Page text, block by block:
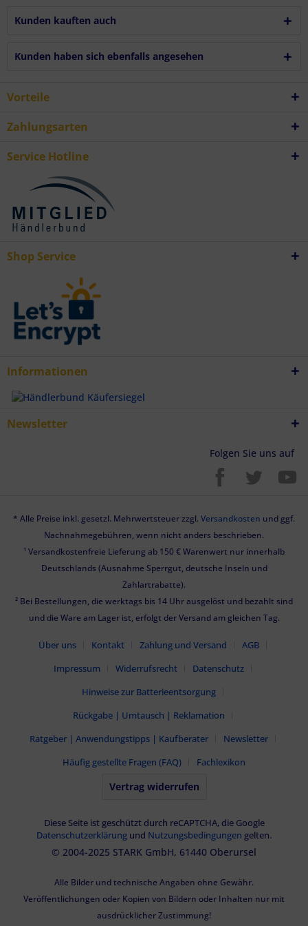
Kunden kauften auch
Kunden haben sich ebenfalls angesehen
Vorteile
Zahlungsarten
Service Hotline
Shop Service
Informationen
Newsletter
Folgen Sie uns auf
* Alle Preise inkl. gesetzl. Mehrwertsteuer zzgl. Versandkosten und ggf.
Nachnahmegebühren, wenn nicht anders beschrieben.
¹ Versandkostenfreie Lieferung ab 150 € Warenwert nur innerhalb
Deutschlands (Ausnahme Sperrgut, deutsche Inseln und
Zahlartrabatte).
² Bei Bestellungen, die werktags bis 14 Uhr ausgelöst und bezahlt sind
und die Ware am Lager ist, erfolgt der Versand am gleichen Tag.
Über uns Kontakt Zahlung und Versand
AGB
Impressum
Widerrufsrecht
Datenschutz
Hinweise zur Batterieentsorgung
Rückgabe | Umtausch | Reklamation
Ratgeber | Anwendungstipps | Kaufberater
Newsletter
Häufig gestellte Fragen (FAQ)
Fachlexikon
Vertrag widerrufen
Diese Seite ist geschützt durch reCAPTCHA, die Google
Datenschutzerklärung und Nutzungsbedingungen gelten.
© 2004-2025 STARK GmbH, 61440 Oberursel
Alle Bilder und technische Angaben ohne Gewähr.
Veröffentlichungen oder Kopien von Bildern oder Inhalten nur mit
ausdrücklicher Zustimmung!